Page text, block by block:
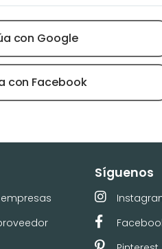
con Google
con Facebook
Síguenos